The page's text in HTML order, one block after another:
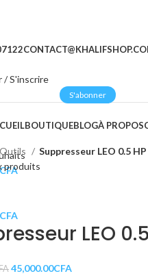
/ S'inscrire
S'abonner
BOUTIQUEBLOGÀ PROPOS
CFA
CFA
Outils
Suppresseur LEO 0.5 HP
produits
agrandir
LEO
45,000.00CFA